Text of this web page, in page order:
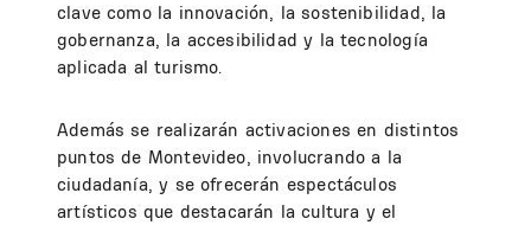
clave como la innovación, la sostenibilidad, la
gobernanza, la accesibilidad y la tecnología
aplicada al turismo.
Además se realizarán activaciones en distintos
puntos de Montevideo, involucrando a la
ciudadanía, y se ofrecerán espectáculos
artísticos que destacarán la cultura y el